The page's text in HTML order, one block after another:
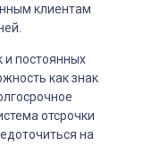
клиентам
и постоянных
как знак
отсрочки
на